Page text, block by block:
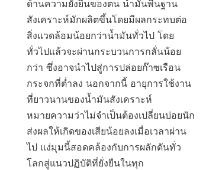
ด้านความยั่งยืนของตน น้ำมันพื้นฐาน
สังเคราะห์มักผลิตขึ้นโดยมีผลกระทบต่อ
สิ่งแวดล้อมน้อยกว่าน้ำมันทั่วไป โดย
ทั่วไปแล้วจะผ่านกระบวนการกลั่นน้อย
กว่า ซึ่งอาจนำไปสู่การปล่อยก๊าซเรือน
กระจกที่ต่ำลง นอกจากนี้ อายุการใช้งาน
ที่ยาวนานของน้ำมันสังเคราะห์
หมายความว่าไม่จำเป็นต้องเปลี่ยนบ่อยนัก
ส่งผลให้เกิดของเสียน้อยลงเมื่อเวลาผ่าน
ไป แง่มุมนี้สอดคล้องกับการผลักดันทั่ว
โลกสู่แนวปฏิบัติที่ยั่งยืนในทุก